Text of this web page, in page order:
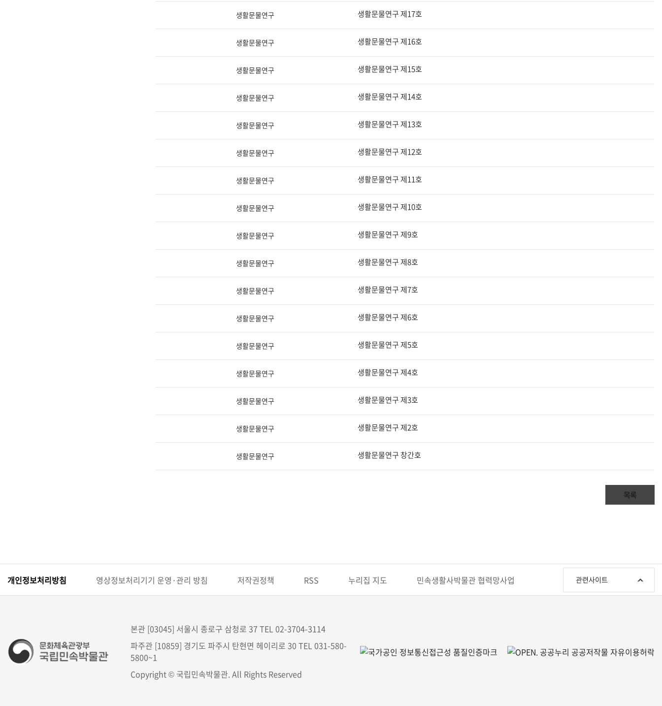
생활문물연구 생활문물연구 제17호
생활문물연구 생활문물연구 제16호
생활문물연구 생활문물연구 제15호
생활문물연구 생활문물연구 제14호
생활문물연구 생활문물연구 제13호
생활문물연구 생활문물연구 제12호
생활문물연구 생활문물연구 제11호
생활문물연구 생활문물연구 제10호
생활문물연구 생활문물연구 제9호
생활문물연구 생활문물연구 제8호
생활문물연구 생활문물연구 제7호
생활문물연구 생활문물연구 제6호
생활문물연구 생활문물연구 제5호
생활문물연구 생활문물연구 제4호
생활문물연구 생활문물연구 제3호
생활문물연구 생활문물연구 제2호
생활문물연구 생활문물연구 창간호
목록
개인정보처리방침 영상정보처리기기 운영·관리 방침 저작권정책 RSS 누리집 지도 민속생활사박물관 협력망사업
관
사
관련사이트
본관 [03045] 서울시 종로구 삼청로 37 TEL 02-3704-3114
파주관 [10859] 경기도 파주시 탄현면 헤이리로 30 TEL 031-580-
5800~1
Copyright © 국립민속박물관. All Rights Reserved